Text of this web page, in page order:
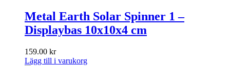
Metal Earth Solar Spinner 1 –
Displaybas 10x10x4 cm
159.00 kr
Lägg till i varukorg